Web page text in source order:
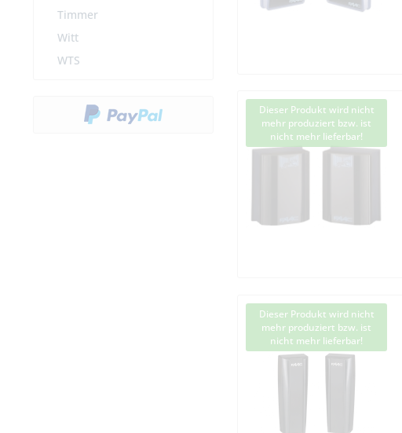
Timmer
Witt
WTS
Dieser Produkt wird nicht
mehr produziert bzw. ist
nicht mehr lieferbar!
Dieser Produkt wird nicht
mehr produziert bzw. ist
nicht mehr lieferbar!